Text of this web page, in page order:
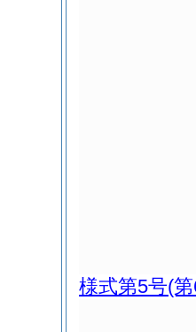
様式第5号(